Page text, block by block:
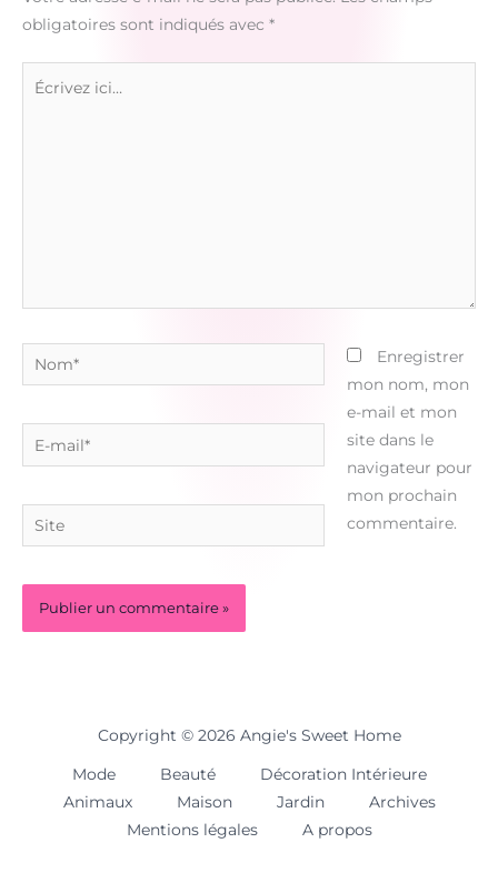
obligatoires sont indiqués avec *
Nom*
E-
mail*
Site
Enregistrer
mon nom, mon
e-mail et mon
site dans le
navigateur pour
mon prochain
commentaire.
Copyright © 2026 Angie's Sweet Home
Mode Beauté
Décoration Intérieure
Animaux
Maison Jardin
Archives
Mentions légales
A propos